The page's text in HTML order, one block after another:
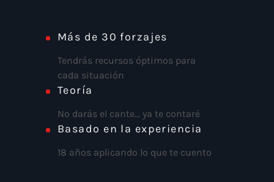
Más de 30 forzajes
Tendrás recursos óptimos para
cada situación
Teoría
No darás el cante... ya te contaré
Basado en la experiencia
18 años aplicando lo que te cuento